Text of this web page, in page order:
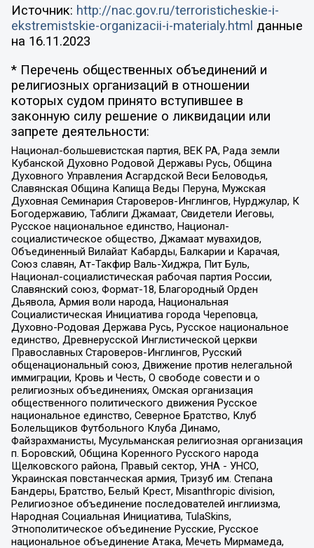
Источник: http://nac.gov.ru/terroristicheskie-i-
ekstremistskie-organizacii-i-materialy.html данные
на 16.11.2023
* Перечень общественных объединений и
религиозных организаций в отношении
которых судом принято вступившее в
законную силу решение о ликвидации или
запрете деятельности:
Национал-большевистская партия, ВЕК РА, Рада земли
Кубанской Духовно Родовой Державы Русь, Община
Духовного Управления Асгардской Веси Беловодья,
Славянская Община Капища Веды Перуна, Мужская
Духовная Семинария Староверов-Инглингов, Нурджулар, К
Богодержавию, Таблиги Джамаат, Свидетели Иеговы,
Русское национальное единство, Национал-
социалистическое общество, Джамаат мувахидов,
Объединенный Вилайат Кабарды, Балкарии и Карачая,
Союз славян, Ат-Такфир Валь-Хиджра, Пит Буль,
Национал-социалистическая рабочая партия России,
Славянский союз, Формат-18, Благородный Орден
Дьявола, Армия воли народа, Национальная
Социалистическая Инициатива города Череповца,
Духовно-Родовая Держава Русь, Русское национальное
единство, Древнерусской Инглистической церкви
Православных Староверов-Инглингов, Русский
общенациональный союз, Движение против нелегальной
иммиграции, Кровь и Честь, О свободе совести и о
религиозных объединениях, Омская организация
общественного политического движения Русское
национальное единство, Северное Братство, Клуб
Болельщиков Футбольного Клуба Динамо,
Файзрахманисты, Мусульманская религиозная организация
п. Боровский, Община Коренного Русского народа
Щелковского района, Правый сектор, УНА - УНСО,
Украинская повстанческая армия, Тризуб им. Степана
Бандеры, Братство, Белый Крест, Misanthropic division,
Религиозное объединение последователей инглиизма,
Народная Социальная Инициатива, TulaSkins,
Этнополитическое объединение Русские, Русское
национальное объединение Атака, Мечеть Мирмамеда,